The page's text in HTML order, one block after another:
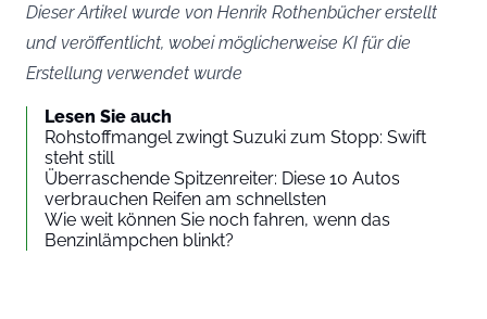
Dieser Artikel wurde von Henrik Rothenbücher erstellt
und veröffentlicht, wobei möglicherweise KI für die
Erstellung verwendet wurde
Lesen Sie auch
Rohstoffmangel zwingt Suzuki zum Stopp: Swift
steht still
Überraschende Spitzenreiter: Diese 10 Autos
verbrauchen Reifen am schnellsten
Wie weit können Sie noch fahren, wenn das
Benzinlämpchen blinkt?